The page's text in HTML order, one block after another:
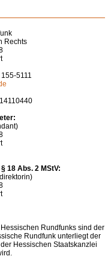
Rechts
5111
18 Abs. 2 MStV:
Rundfunks sind der
Rundfunk unterliegt der
Hessischen Staatskanzlei